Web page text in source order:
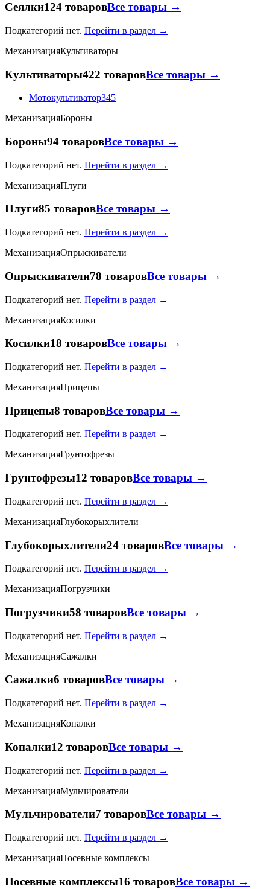
Сеялки124 товаровВсе товары →
Подкатегорий нет. Перейти в раздел →
МеханизацияКультиваторы
Культиваторы422 товаровВсе товары →
Мотокультиватор345
МеханизацияБороны
Бороны94 товаровВсе товары →
Подкатегорий нет. Перейти в раздел →
МеханизацияПлуги
Плуги85 товаровВсе товары →
Подкатегорий нет. Перейти в раздел →
МеханизацияОпрыскиватели
Опрыскиватели78 товаровВсе товары →
Подкатегорий нет. Перейти в раздел →
МеханизацияКосилки
Косилки18 товаровВсе товары →
Подкатегорий нет. Перейти в раздел →
МеханизацияПрицепы
Прицепы8 товаровВсе товары →
Подкатегорий нет. Перейти в раздел →
МеханизацияГрунтофрезы
Грунтофрезы12 товаровВсе товары →
Подкатегорий нет. Перейти в раздел →
МеханизацияГлубокорыхлители
Глубокорыхлители24 товаровВсе товары →
Подкатегорий нет. Перейти в раздел →
МеханизацияПогрузчики
Погрузчики58 товаровВсе товары →
Подкатегорий нет. Перейти в раздел →
МеханизацияСажалки
Сажалки6 товаровВсе товары →
Подкатегорий нет. Перейти в раздел →
МеханизацияКопалки
Копалки12 товаровВсе товары →
Подкатегорий нет. Перейти в раздел →
МеханизацияМульчирователи
Мульчирователи7 товаровВсе товары →
Подкатегорий нет. Перейти в раздел →
МеханизацияПосевные комплексы
Посевные комплексы16 товаровВсе товары →